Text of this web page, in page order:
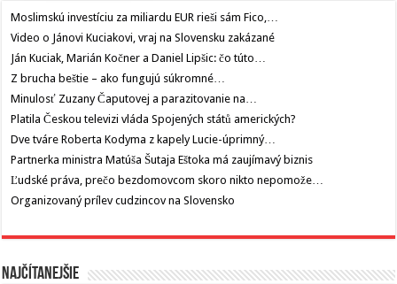
Moslimskú investíciu za miliardu EUR rieši sám Fico,…
Video o Jánovi Kuciakovi, vraj na Slovensku zakázané
Ján Kuciak, Marián Kočner a Daniel Lipšic: čo túto…
Z brucha beštie – ako fungujú súkromné…
Minulosť Zuzany Čaputovej a parazitovanie na…
Platila Českou televizi vláda Spojených států amerických?
Dve tváre Roberta Kodyma z kapely Lucie-úprimný…
Partnerka ministra Matúša Šutaja Eštoka má zaujímavý biznis
Ľudské práva, prečo bezdomovcom skoro nikto nepomože…
Organizovaný prílev cudzincov na Slovensko
Najčítanejšie